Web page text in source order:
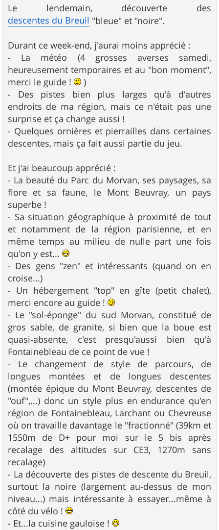
Le lendemain, découverte des
descentes du Breuil "bleue" et "noire".
Durant ce week-end, j'aurai moins apprécié :
- La météo (4 grosses averses samedi,
heureusement temporaires et au "bon moment",
merci le guide !
)
- Des pistes bien plus larges qu'à d'autres
endroits de ma région, mais ce n'était pas une
surprise et ça change aussi !
- Quelques ornières et pierrailles dans certaines
descentes, mais ça fait aussi partie du jeu.
Et j'ai beaucoup apprécié :
- La beauté du Parc du Morvan, ses paysages, sa
flore et sa faune, le Mont Beuvray, un pays
superbe !
- Sa situation géographique à proximité de tout
et notamment de la région parisienne, et en
même temps au milieu de nulle part une fois
qu'on y est...
- Des gens "zen" et intéressants (quand on en
croise...)
- Un hébergement "top" en gîte (petit chalet),
merci encore au guide !
- Le "sol-éponge" du sud Morvan, constitué de
gros sable, de granite, si bien que la boue est
quasi-absente, c'est presqu'aussi bien qu'à
Fontainebleau de ce point de vue !
- Le changement de style de parcours, de
longues montées et de longues descentes
(montée épique du Mont Beuvray, descentes de
"ouf",...) donc un style plus en endurance qu'en
région de Fontainebleau, Larchant ou Chevreuse
où on travaille davantage le "fractionné" (39km et
1550m de D+ pour moi sur le 5 bis après
recalage des altitudes sur CE3, 1270m sans
recalage)
- La découverte des pistes de descente du Breuil,
surtout la noire (largement au-dessus de mon
niveau...) mais intéressante à essayer...même à
côté du vélo !
- Et...la cuisine gauloise !